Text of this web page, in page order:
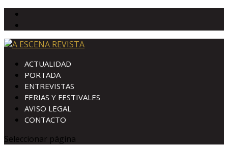
ACTUALIDAD
PORTADA
ENTREVISTAS
FERIAS Y FESTIVALES
AVISO LEGAL
CONTACTO
Seleccionar página